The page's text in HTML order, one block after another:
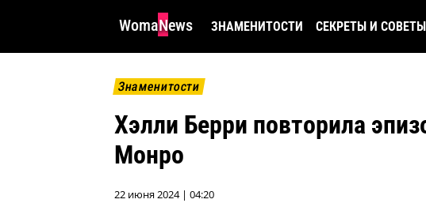
WomaNews ЗНАМЕНИТОСТИ СЕКРЕТЫ И СОВЕТЫ
Знаменитости
Хэлли Берри повторила
Монро
22 июня 2024 | 04:20